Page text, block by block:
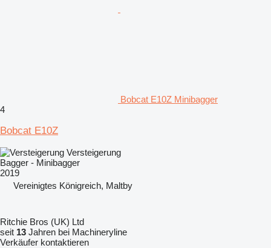
Bobcat E10Z Minibagger
4
Bobcat E10Z
Versteigerung
Bagger - Minibagger
2019
Vereinigtes Königreich, Maltby
Ritchie Bros (UK) Ltd
seit 13 Jahren bei Machineryline
Verkäufer kontaktieren